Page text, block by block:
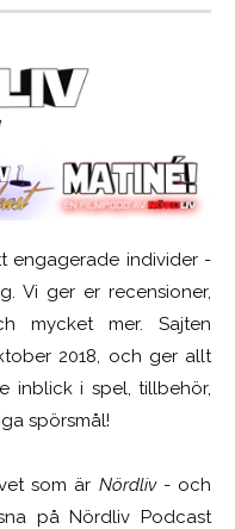
engagerade individer -
Vi ger er recensioner,
mycket mer. Sajten
2018, och ger allt
inblick i spel, tillbehör,
spörsmål!
som är Nördliv- och
på Nördliv Podcast